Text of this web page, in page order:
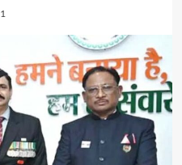
1